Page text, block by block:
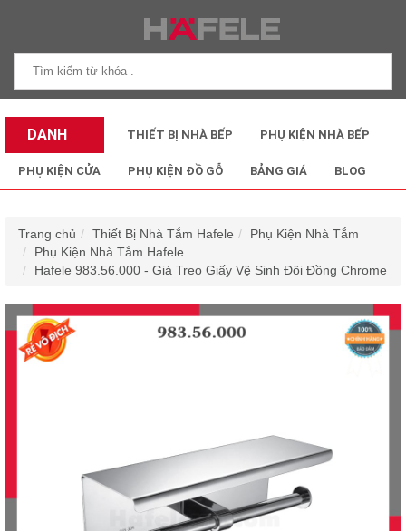
DANH
MỤC SẢN
THIẾT BỊ NHÀ BẾP PHỤ KIỆN NHÀ BẾP
PHỤ KIỆN CỬA PHỤ KIỆN ĐỒ GỖ BẢNG GIÁ BLOG
Trang chủ Thiết Bị Nhà Tắm Hafele
Phụ Kiện Nhà Tắm
Phụ Kiện Nhà Tắm Hafele
Hafele 983.56.000 - Giá Treo Giấy Vệ Sinh Đôi Đồng Chrome